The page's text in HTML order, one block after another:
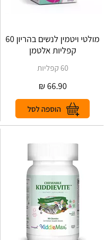
מולטי ויטמין לנשים בהריון 60
קפליות אלטמן
60 קפליות
66.90
₪